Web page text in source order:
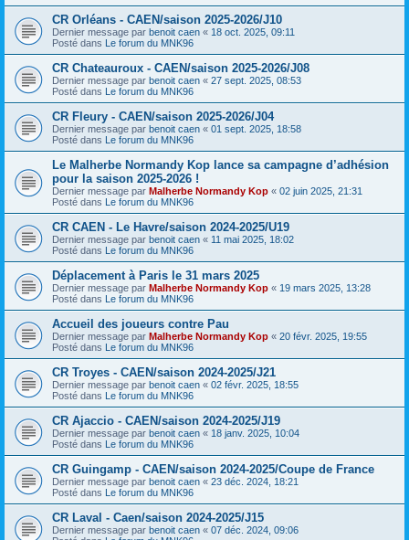
CR Orléans - CAEN/saison 2025-2026/J10
Dernier message par benoit caen « 18 oct. 2025, 09:11
Posté dans Le forum du MNK96
CR Chateauroux - CAEN/saison 2025-2026/J08
Dernier message par benoit caen « 27 sept. 2025, 08:53
Posté dans Le forum du MNK96
CR Fleury - CAEN/saison 2025-2026/J04
Dernier message par benoit caen « 01 sept. 2025, 18:58
Posté dans Le forum du MNK96
Le Malherbe Normandy Kop lance sa campagne d’adhésion
pour la saison 2025-2026 !
Dernier message par Malherbe Normandy Kop « 02 juin 2025, 21:31
Posté dans Le forum du MNK96
CR CAEN - Le Havre/saison 2024-2025/U19
Dernier message par benoit caen « 11 mai 2025, 18:02
Posté dans Le forum du MNK96
Déplacement à Paris le 31 mars 2025
Dernier message par Malherbe Normandy Kop « 19 mars 2025, 13:28
Posté dans Le forum du MNK96
Accueil des joueurs contre Pau
Dernier message par Malherbe Normandy Kop « 20 févr. 2025, 19:55
Posté dans Le forum du MNK96
CR Troyes - CAEN/saison 2024-2025/J21
Dernier message par benoit caen « 02 févr. 2025, 18:55
Posté dans Le forum du MNK96
CR Ajaccio - CAEN/saison 2024-2025/J19
Dernier message par benoit caen « 18 janv. 2025, 10:04
Posté dans Le forum du MNK96
CR Guingamp - CAEN/saison 2024-2025/Coupe de France
Dernier message par benoit caen « 23 déc. 2024, 18:21
Posté dans Le forum du MNK96
CR Laval - Caen/saison 2024-2025/J15
Dernier message par benoit caen « 07 déc. 2024, 09:06